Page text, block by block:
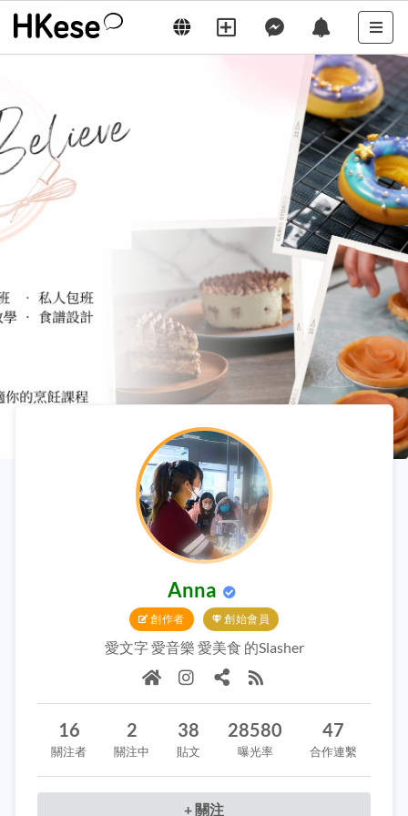
Anna
創作者 創始會員
愛文字 愛音樂 愛美食 的Slasher
16
關注者
2
關注中
38
貼文
28580
曝光率
47
合作連繫
+ 關注